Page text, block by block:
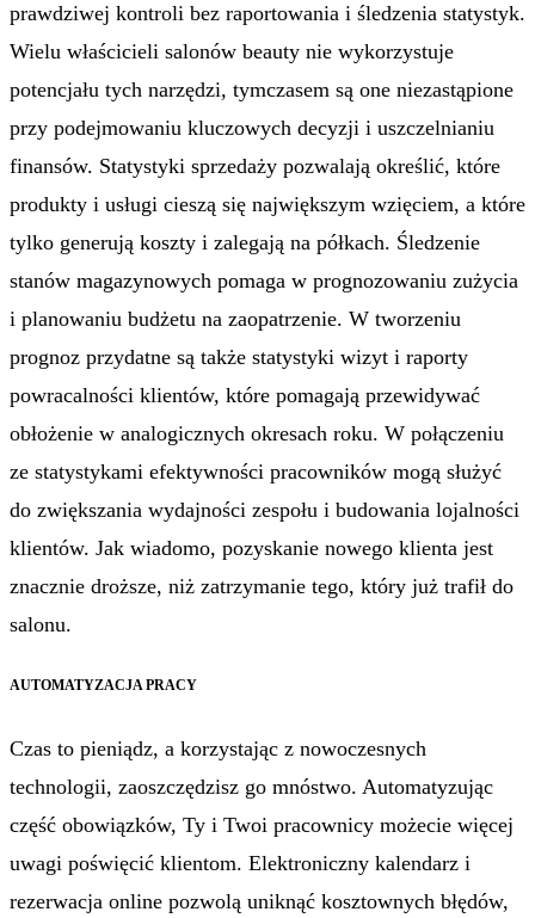
prawdziwej kontroli bez raportowania i śledzenia statystyk.
Wielu właścicieli salonów beauty nie wykorzystuje
potencjału tych narzędzi, tymczasem są one niezastąpione
przy podejmowaniu kluczowych decyzji i uszczelnianiu
finansów. Statystyki sprzedaży pozwalają określić, które
produkty i usługi cieszą się największym wzięciem, a które
tylko generują koszty i zalegają na półkach. Śledzenie
stanów magazynowych pomaga w prognozowaniu zużycia
i planowaniu budżetu na zaopatrzenie. W tworzeniu
prognoz przydatne są także statystyki wizyt i raporty
powracalności klientów, które pomagają przewidywać
obłożenie w analogicznych okresach roku. W połączeniu
ze statystykami efektywności pracowników mogą służyć
do zwiększania wydajności zespołu i budowania lojalności
klientów. Jak wiadomo, pozyskanie nowego klienta jest
znacznie droższe, niż zatrzymanie tego, który już trafił do
salonu.
AUTOMATYZACJA PRACY
Czas to pieniądz, a korzystając z nowoczesnych
technologii, zaoszczędzisz go mnóstwo. Automatyzując
część obowiązków, Ty i Twoi pracownicy możecie więcej
uwagi poświęcić klientom. Elektroniczny kalendarz i
rezerwacja online pozwolą uniknąć kosztownych błędów,